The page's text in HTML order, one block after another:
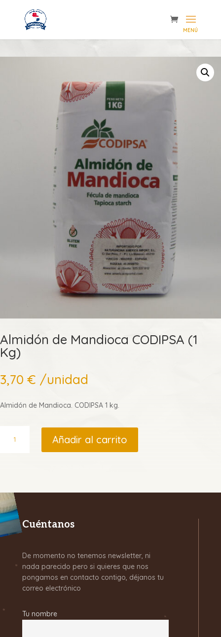
Almidón de Mandioca CODIPSA (1
Kg)
3,70 € /unidad
Almidón de Mandioca. CODIPSA 1 kg.
cantidad
Añadir al carrito
Cuéntanos
De momento no tenemos newsletter, ni
nada parecido pero si quieres que nos
pongamos en contacto contigo, déjanos tu
correo electrónico
Tu nombre